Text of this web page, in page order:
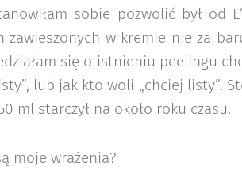
sobie pozwolić był od
w kremie nie za
się o istnieniu peelingu
lub jak kto woli „chciej listy”.
ml starczył na około roku czasu.
moje wrażenia?